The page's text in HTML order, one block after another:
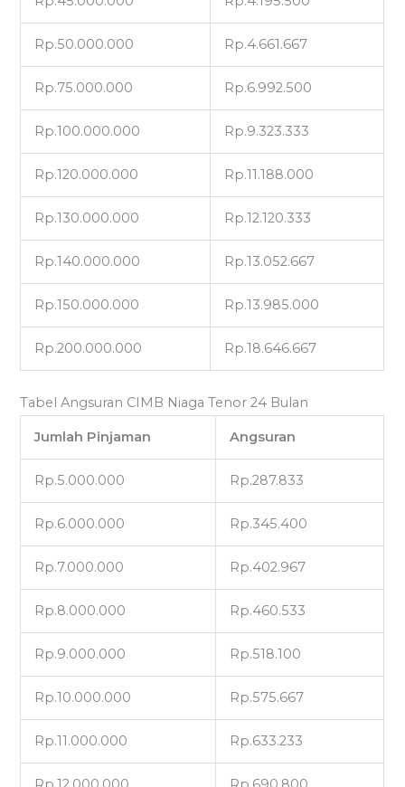
Rp.50.000.000 Rp.4.661.667
Rp.75.000.000 Rp.6.992.500
Rp.100.000.000 Rp.9.323.333
Rp.120.000.000 Rp.11.188.000
Rp.130.000.000 Rp.12.120.333
Rp.140.000.000 Rp.13.052.667
Rp.150.000.000 Rp.13.985.000
Rp.200.000.000 Rp.18.646.667
Tabel Angsuran CIMB Niaga Tenor 24 Bulan
Jumlah Pinjaman Angsuran
Rp.5.000.000 Rp.287.833
Rp.6.000.000 Rp.345.400
Rp.7.000.000 Rp.402.967
Rp.8.000.000 Rp.460.533
Rp.9.000.000 Rp.518.100
Rp.10.000.000 Rp.575.667
Rp.11.000.000 Rp.633.233